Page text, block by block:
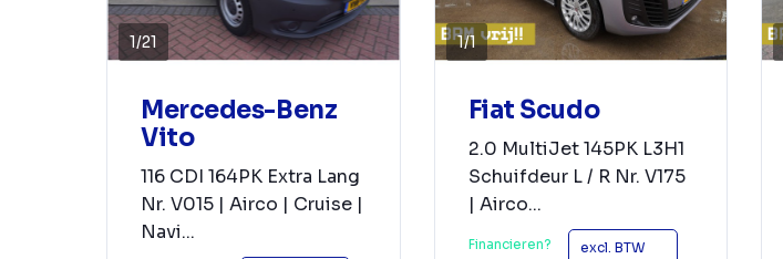
1/21
Mercedes-Benz
Vito
116 CDI 164PK Extra Lang
Nr. V015 | Airco | Cruise |
Navi...
1/1
Fiat Scudo
2.0 MultiJet 145PK L3H1
Schuifdeur L / R Nr. V175
| Airco...
Financieren? excl. BTW